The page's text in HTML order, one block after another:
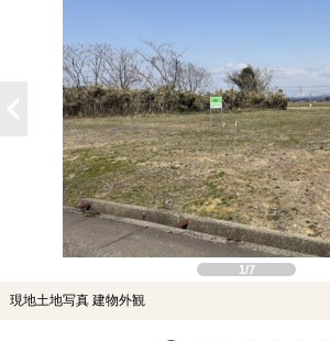
1/7
現地土地写真 建物外観